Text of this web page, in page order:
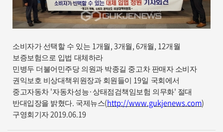
소비자가 선택할 수 있는 1개월, 3개월, 6개월, 12개월
보증보험으로 입법 대체하라
민병두 더불어민주당 의원과 박종길 중고차 판매자 소비자
권익보호 비상대책위원장과 회원들이 19일 국회에서
중고자동차 '자동차성능·상태점검책임보험 의무화' 절대
반대입장을 밝혔다. 국제뉴스(http://www.gukjenews.com)
구영회기자2019.06.19